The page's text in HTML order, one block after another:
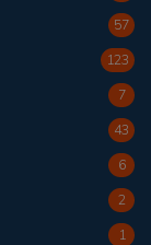
57
123
7
43
6
2
1